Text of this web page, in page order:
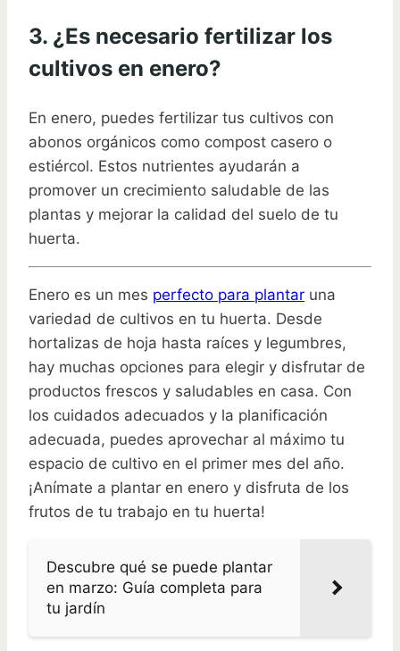
3. ¿Es necesario fertilizar los
cultivos en enero?
En enero, puedes fertilizar tus cultivos con
abonos orgánicos como compost casero o
estiércol. Estos nutrientes ayudarán a
promover un crecimiento saludable de las
plantas y mejorar la calidad del suelo de tu
huerta.
Enero es un mes perfecto para plantar una
variedad de cultivos en tu huerta. Desde
hortalizas de hoja hasta raíces y legumbres,
hay muchas opciones para elegir y disfrutar de
productos frescos y saludables en casa. Con
los cuidados adecuados y la planificación
adecuada, puedes aprovechar al máximo tu
espacio de cultivo en el primer mes del año.
¡Anímate a plantar en enero y disfruta de los
frutos de tu trabajo en tu huerta!
Descubre qué se puede plantar
en marzo: Guía completa para
tu jardín